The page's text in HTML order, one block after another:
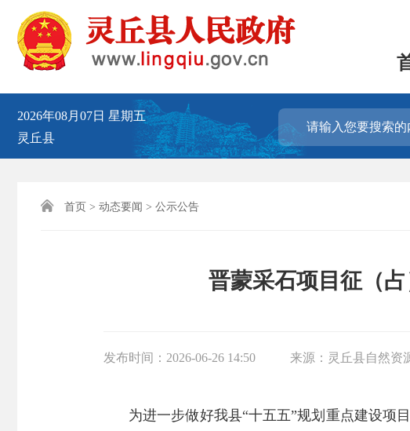
2026年08月07日 星期五
灵丘县
 首页 > 动态要闻 > 公示公告
晋蒙采石项目征（
发布时间： 2026-06-26 14:50 来源： 灵丘县自然资
为进一步做好我县“十五五”规划重点建设项